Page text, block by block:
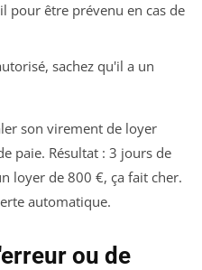
pour être prévenu en cas de
sachez qu'il a un
son virement de loyer
paie. Résultat : 3 jours de
loyer de 800 €, ça fait cher.
automatique.
ou de